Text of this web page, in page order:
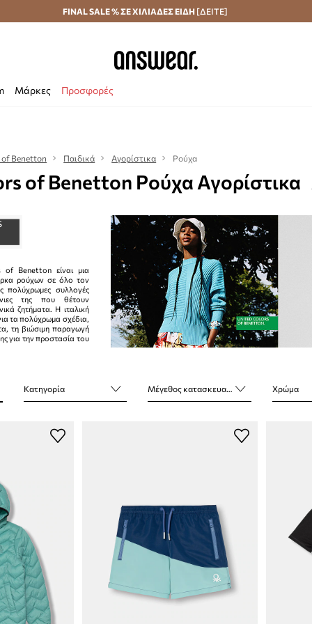
Αποστολή σε 24 ώρες Εξοικονομήστε με το Answear Club
FINAL SALE % ΣΕ ΧΙΛΙΑΔΕΣ ΕΙΔΗ [ΔΕΙΤΕ]
Μάρκες Προσφορές
of Benetton Παιδικά Αγορίστικα Ρούχα
of Benetton Ρούχα Αγορίστικα
Benetton είναι μια
ρούχων σε όλο τον
πολύχρωμες συλλογές
της που θέτουν
ζητήματα. Η ιταλική
τα πολύχρωμα σχέδια,
τη βιώσιμη παραγωγή
για την προστασία του
Κατηγορία Μέγεθος κατασκευαστή Χρώμα